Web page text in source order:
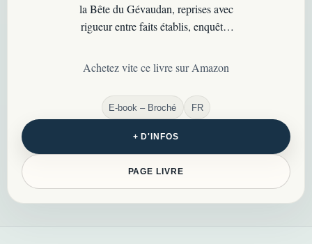
la Bête du Gévaudan, reprises avec
rigueur entre faits établis, enquêtes
persistantes…
Achetez vite ce livre sur Amazon
E-book – Broché FR
+ D'INFOS
PAGE LIVRE